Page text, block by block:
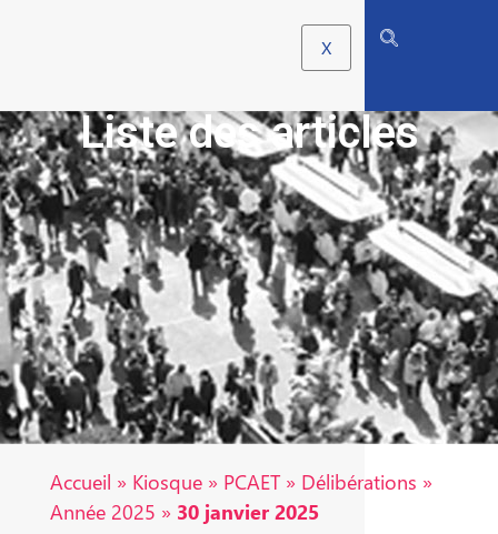
X
Liste des articles
Accueil » Kiosque » PCAET» Délibérations »
Année 2025 » 30 janvier 2025